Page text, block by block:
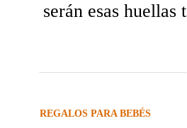
serán esas huellas
REGALOS PARA BEBÉS